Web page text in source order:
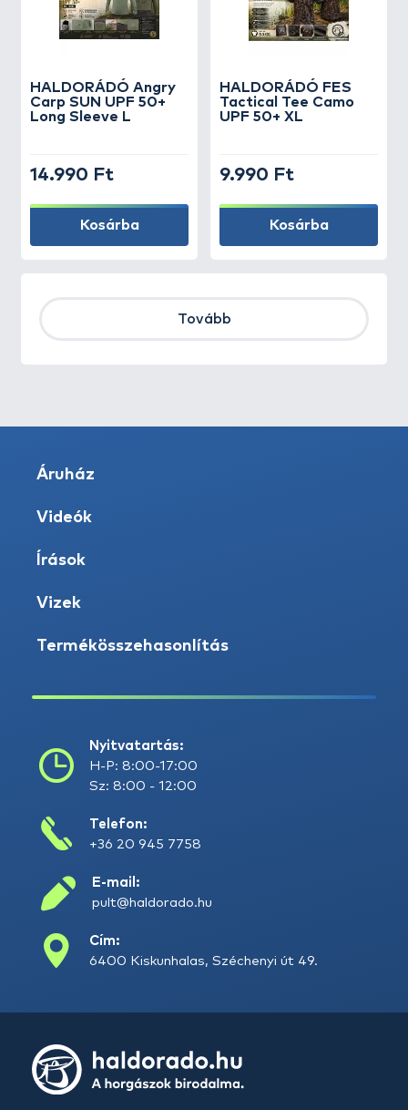
HALDORÁDÓ Angry
Carp SUN UPF 50+
Long Sleeve L
14.990 Ft
Kosárba
HALDORÁDÓ FES
Tactical Tee Camo
UPF 50+ XL
9.990 Ft
Kosárba
Tovább
Áruház
Videók
Írások
Vizek
Termékösszehasonlítás
Nyitvatartás:
H-P: 8:00-17:00
Sz: 8:00 - 12:00
Telefon:
+36 20 945 7758
E-mail:
pult@haldorado.hu
Cím:
6400 Kiskunhalas, Széchenyi út 49.